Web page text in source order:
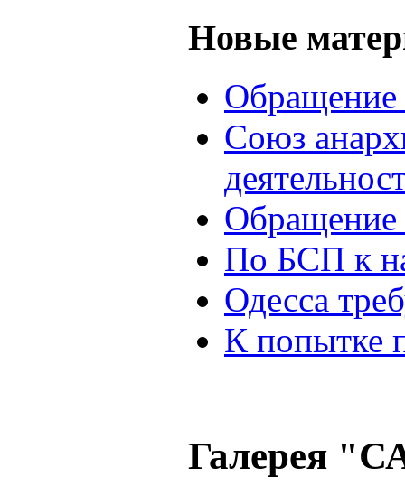
Новые
Союз
Обращение
По БСП к
Одесса
К попытке
Галерея